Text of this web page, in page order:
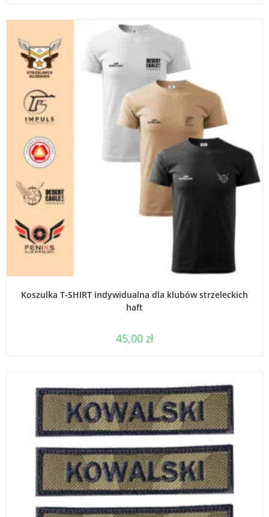
Koszulka T-SHIRT indywidualna dla klubów strzeleckich
haft
45,00 zł